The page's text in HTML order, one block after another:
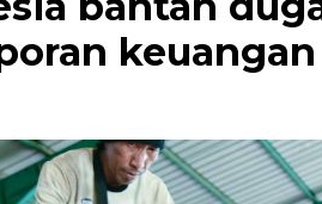
keuangan